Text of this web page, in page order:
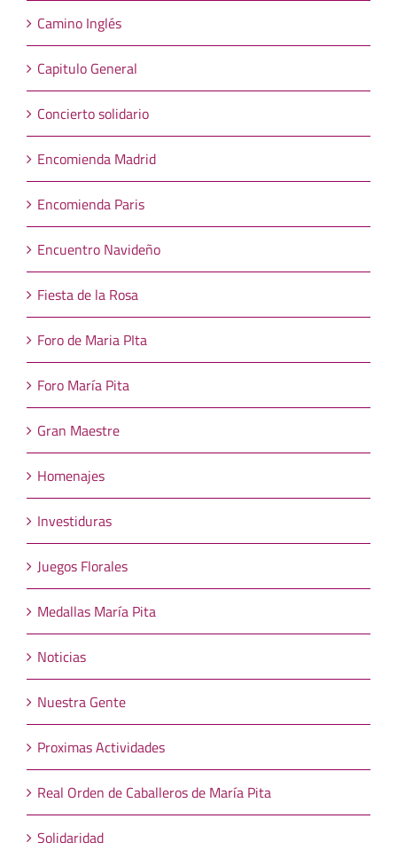
Camino Inglés
Capitulo General
Concierto solidario
Encomienda Madrid
Encomienda Paris
Encuentro Navideño
Fiesta de la Rosa
Foro de Maria PIta
Foro María Pita
Gran Maestre
Homenajes
Investiduras
Juegos Florales
Medallas María Pita
Noticias
Nuestra Gente
Proximas Actividades
Real Orden de Caballeros de María Pita
Solidaridad